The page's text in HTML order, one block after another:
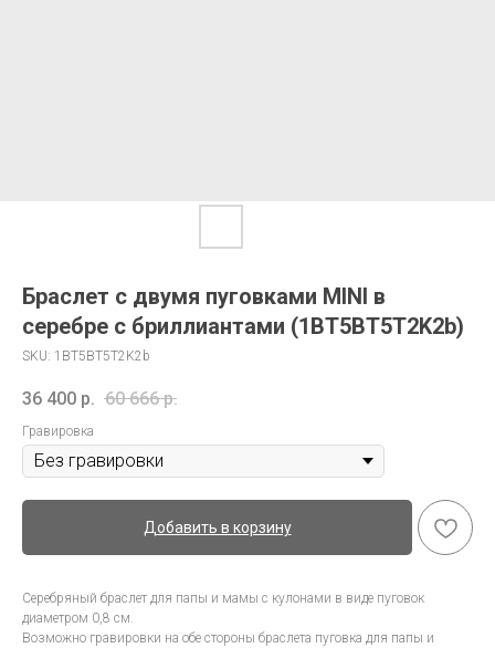
Браслет с двумя пуговками MINI в
серебре с бриллиантами (1BT5BT5T2K2b)
SKU: 1BT5BT5T2K2b
36 400 р. 60 666 р.
Гравировка
Добавить в корзину
Серебряный браслет для папы и мамы с кулонами в виде пуговок
диаметром 0,8 см.
Возможно гравировки на обе стороны браслета пуговка для папы и